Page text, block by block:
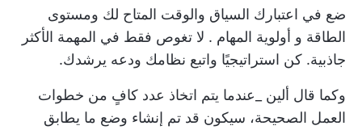
ضع في اعتبارك السياق والوقت المتاح لك ومستوى
الطاقة و أولوية المهام . لا تغوص فقط في المهمة الأكثر
جاذبية. كن استراتيجيًا واتبع نظامك ودعه يرشدك.
وكما قال ألين _عندما يتم اتخاذ عدد كافٍ من خطوات
العمل الصحيحة، سيكون قد تم إنشاء وضع ما يطابق